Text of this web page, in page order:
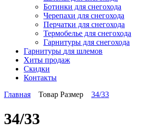
Ботинки для снегохода
Черепахи для снегохода
Перчатки для снегохода
Термобелье для снегохода
Гарнитуры для снегохода
Гарнитуры для шлемов
Хиты продаж
Скидки
Контакты
Главная
Товар Размер 34/33
34/33